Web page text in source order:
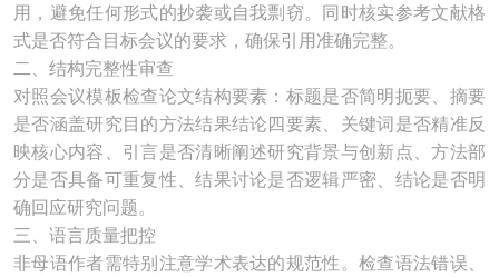
用，避免任何形式的抄袭或自我剽窃。同时核实参考文献格
式是否符合目标会议的要求，确保引用准确完整。
二、结构完整性审查
对照会议模板检查论文结构要素：标题是否简明扼要、摘要
是否涵盖研究目的方法结果结论四要素、关键词是否精准反
映核心内容、引言是否清晰阐述研究背景与创新点、方法部
分是否具备可重复性、结果讨论是否逻辑严密、结论是否明
确回应研究问题。
三、语言质量把控
非母语作者需特别注意学术表达的规范性。检查语法错误、